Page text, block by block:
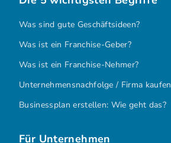
Was sind gute Geschäftsideen?
Was ist ein Franchise-Geber?
Was ist ein Franchise-Nehmer?
Unternehmensnachfolge / Firma kaufen
Businessplan erstellen: Wie geht das?
Für Unternehmen